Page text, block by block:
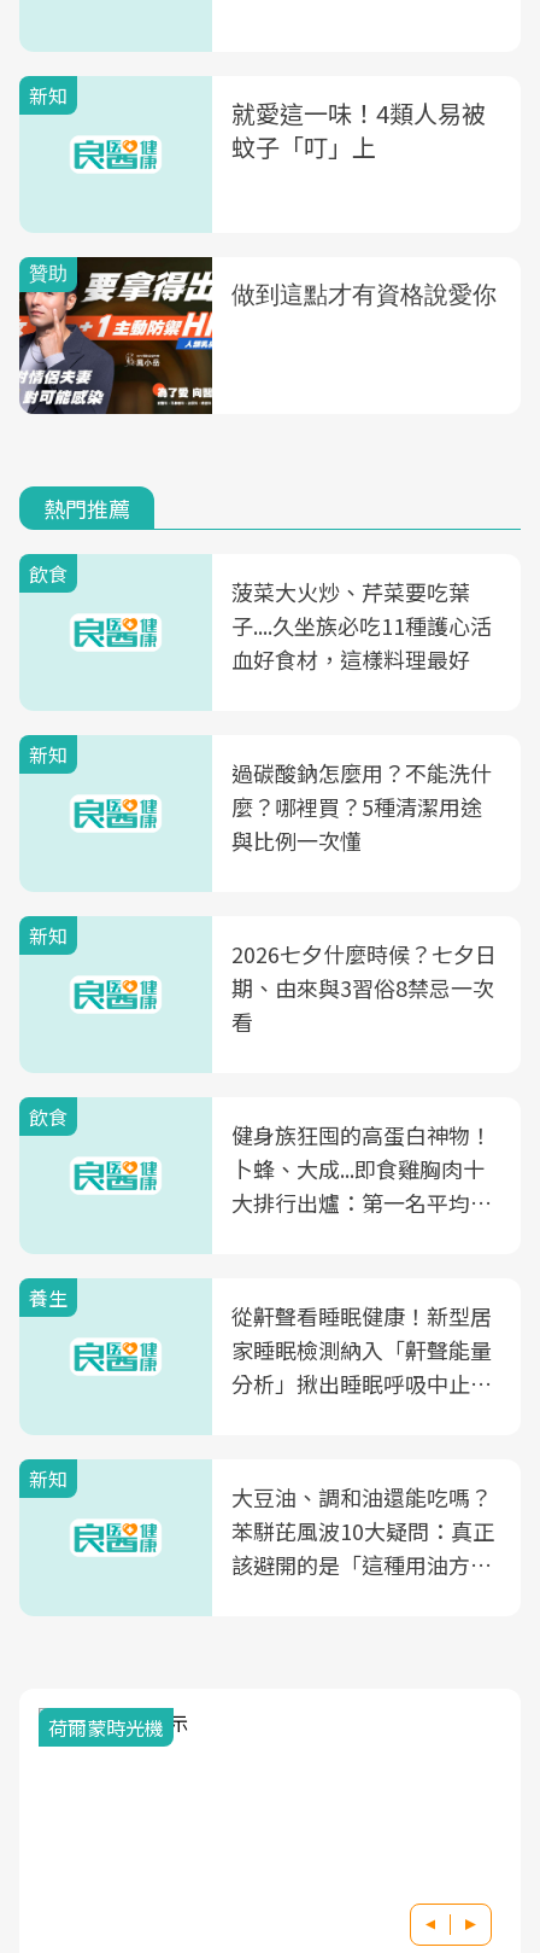
新知
就愛這一味！4類人易被
蚊子「叮」上
熱門推薦
飲食
菠菜大火炒、芹菜要吃葉
子....久坐族必吃11種護心活
血好食材，這樣料理最好
新知
過碳酸鈉怎麼用？不能洗什
麼？哪裡買？5種清潔用途
與比例一次懂
新知
2026七夕什麼時候？七夕日
期、由來與3習俗8禁忌一次
看
飲食
健身族狂囤的高蛋白神物！
卜蜂、大成...即食雞胸肉十
大排行出爐：第一名平均一
養生
從鼾聲看睡眠健康！新型居
家睡眠檢測納入「鼾聲能量
分析」揪出睡眠呼吸中止症
新知
大豆油、調和油還能吃嗎？
苯駢芘風波10大疑問：真正
該避開的是「這種用油方
荷爾蒙時光機